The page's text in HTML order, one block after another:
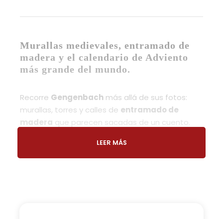
Murallas medievales, entramado de
madera y el calendario de Adviento
más grande del mundo.
Recorre Gengenbach más allá de sus fotos:
murallas, torres y calles de entramado de
madera que parecen sacadas de un cuento.
nació el pueblo y entender el carácter que lo
convierte en uno de lospueblos más bonitos
LEER MÁS